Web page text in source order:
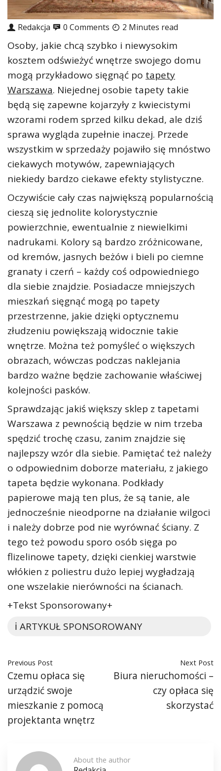
Redakcja 0 Comments 2 Minutes read
Osoby, jakie chcą szybko i niewysokim
kosztem odświeżyć wnętrze swojego domu
mogą przykładowo sięgnąć po tapety
Warszawa. Niejednej osobie tapety takie
będą się zapewne kojarzyły z kwiecistymi
wzorami rodem sprzed kilku dekad, ale dziś
sprawa wygląda zupełnie inaczej. Przede
wszystkim w sprzedaży pojawiło się mnóstwo
ciekawych motywów, zapewniających
niekiedy bardzo ciekawe efekty stylistyczne.
Oczywiście cały czas największą popularnością
cieszą się jednolite kolorystycznie
powierzchnie, ewentualnie z niewielkimi
nadrukami. Kolory są bardzo zróżnicowane,
od kremów, jasnych beżów i bieli po ciemne
granaty i czerń – każdy coś odpowiedniego
dla siebie znajdzie. Posiadacze mniejszych
mieszkań sięgnąć mogą po tapety
przestrzenne, jakie dzięki optycznemu
złudzeniu powiększają widocznie takie
wnętrze. Można też pomyśleć o większych
obrazach, wówczas podczas naklejania
bardzo ważne będzie zachowanie właściwej
kolejności pasków.
Sprawdzając jakiś większy sklep z tapetami
Warszawa z pewnością będzie w nim trzeba
spędzić trochę czasu, zanim znajdzie się
najlepszy wzór dla siebie. Pamiętać też należy
o odpowiednim doborze materiału, z jakiego
tapeta będzie wykonana. Podkłady
papierowe mają ten plus, że są tanie, ale
jednocześnie nieodporne na działanie wilgoci
i należy dobrze pod nie wyrównać ściany. Z
tego też powodu sporo osób sięga po
flizelinowe tapety, dzięki cienkiej warstwie
włókien z poliestru dużo lepiej wygładzają
one wszelakie nierówności na ścianach.
+Tekst Sponsorowany+
ℹ️ ARTYKUŁ SPONSOROWANY
Previous Post
Czemu opłaca się
urządzić swoje
mieszkanie z pomocą
projektanta wnętrz
Next Post
Biura nieruchomości –
czy opłaca się
skorzystać
About the author